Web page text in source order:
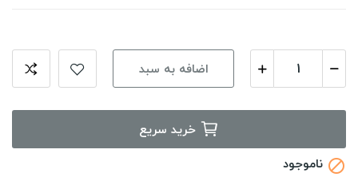
اضافه به سبد
خرید سریع
 ناموجود